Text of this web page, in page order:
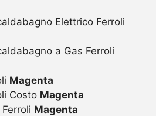
Elettrico Ferroli
a Gas Ferroli
Magenta
Costo Magenta
Magenta